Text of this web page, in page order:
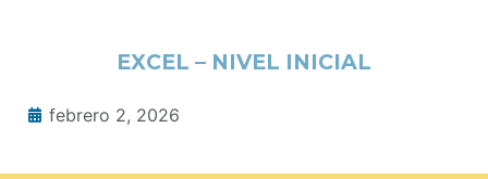
EXCEL – NIVEL INICIAL
febrero 2, 2026